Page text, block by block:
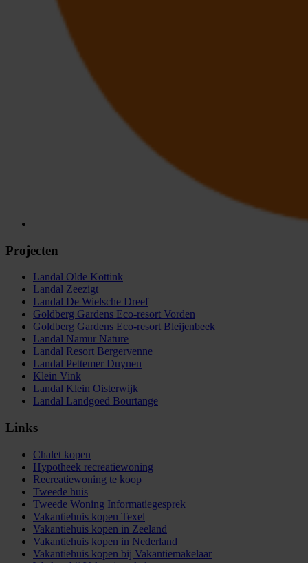
Projecten
Landal Olde Kottink
Landal Zeezigt
Landal De Wielsche Dreef
Goldberg Gardens Eco-resort Vorden
Goldberg Gardens Eco-resort Bleijenbeek
Landal Namur Nature
Landal Resort Bergervenne
Landal Pettemer Duynen
Klein Vink
Landal Klein Oisterwijk
Landal Landgoed Bourtange
Links
Chalet kopen
Hypotheek recreatiewoning
Recreatiewoning te koop
Tweede huis
Tweede Woning Informatiegesprek
Vakantiehuis kopen Texel
Vakantiehuis kopen in Zeeland
Vakantiehuis kopen in Nederland
Vakantiehuis kopen bij Vakantiemakelaar